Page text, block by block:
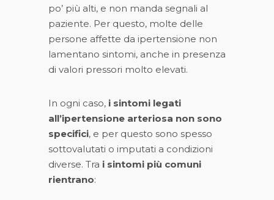
po’ più alti, e non manda segnali al
paziente. Per questo, molte delle
persone affette da ipertensione non
lamentano sintomi, anche in presenza
di valori pressori molto elevati.
In ogni caso, i sintomi legati
all’ipertensione arteriosa non sono
specifici, e per questo sono spesso
sottovalutati o imputati a condizioni
diverse. Tra i sintomi più comuni
rientrano: